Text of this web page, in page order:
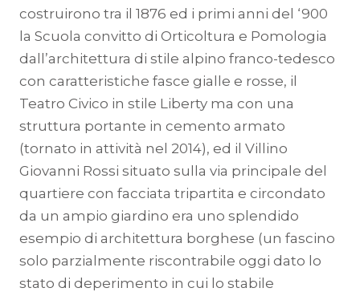
costruirono tra il 1876 ed i primi anni del ‘900
la Scuola convitto di Orticoltura e Pomologia
dall’architettura di stile alpino franco-tedesco
con caratteristiche fasce gialle e rosse, il
Teatro Civico in stile Liberty ma con una
struttura portante in cemento armato
(tornato in attività nel 2014), ed il Villino
Giovanni Rossi situato sulla via principale del
quartiere con facciata tripartita e circondato
da un ampio giardino era uno splendido
esempio di architettura borghese (un fascino
solo parzialmente riscontrabile oggi dato lo
stato di deperimento in cui lo stabile